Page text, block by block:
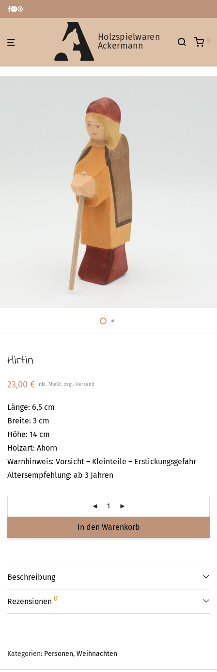
Holzspielwaren
Ackermann
0
Hirtin
23,00 € inkl. MwSt. zzgl. Versand
Länge: 6,5 cm
Breite: 3 cm
Höhe: 14 cm
Holzart: Ahorn
Warnhinweis: Vorsicht – Kleinteile – Erstickungsgefahr
Altersempfehlung: ab 3 Jahren
In den Warenkorb
Beschreibung
Rezensionen 0
Kategorien: Personen, Weihnachten